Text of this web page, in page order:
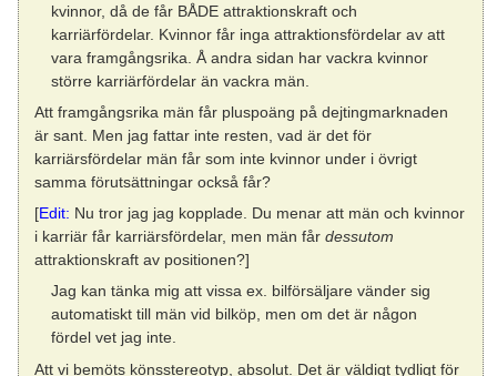
kvinnor, då de får BÅDE attraktionskraft och
karriärfördelar. Kvinnor får inga attraktionsfördelar av att
vara framgångsrika. Å andra sidan har vackra kvinnor
större karriärfördelar än vackra män.
Att framgångsrika män får pluspoäng på dejtingmarknaden
är sant. Men jag fattar inte resten, vad är det för
karriärsfördelar män får som inte kvinnor under i övrigt
samma förutsättningar också får?
[Edit: Nu tror jag jag kopplade. Du menar att män och kvinnor
i karriär får karriärsfördelar, men män fårdessutom
attraktionskraft av positionen?]
Jag kan tänka mig att vissa ex. bilförsäljare vänder sig
automatiskt till män vid bilköp, men om det är någon
fördel vet jag inte.
Att vi bemöts könsstereotyp, absolut. Det är väldigt tydligt för